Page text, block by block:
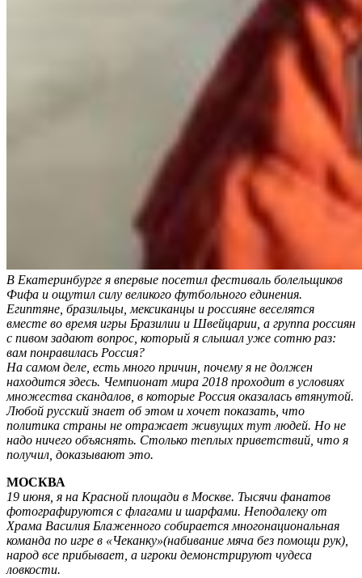
В Екатеринбурге я впервые посетил фестиваль болельщиков
Фифа и ощутил силу великого футбольного единения.
Египтяне, бразильцы, мексиканцы и россияне веселятся
вместе во время игры Бразилии и Швейцарии, а группа россиян
с пивом задают вопрос, который я слышал уже сотню раз:
вам понравилась Россия?
На самом деле, есть много причин, почему я не должен
находится здесь. Чемпионат мира 2018 проходит в условиях
множества скандалов, в которые Россия оказалась втянутой.
Любой русский знает об этом и хочет показать, что
политика страны не отражает живущих тут людей. Но не
надо ничего объяснять. Столько теплых приветствий, что я
получил, доказывают это.
МОСКВА
19 июня, я на Красной площади в Москве. Тысячи фанатов
фотографируются с флагами и шарфами. Неподалеку от
Храма Василия Блаженного собирается многонациональная
команда по игре в «Чеканку»(набивание мяча без помощи рук),
народ все прибывает, а игроки демонстрируют чудеса
ловкости.